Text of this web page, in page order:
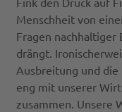
Menschheit von
Fragen
drängt.
Ausbreitung und
eng mit unserer
zusammen. Unsere